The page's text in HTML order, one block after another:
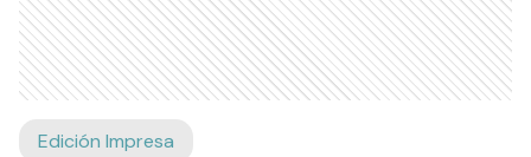
Edición Impresa